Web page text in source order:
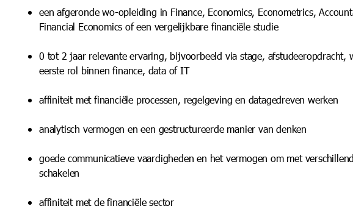
een afgeronde wo-opleiding in Finance, Economics, Econometrics,
Financial Economics of een vergelijkbare financiële studie
0 tot 2 jaar relevante ervaring, bijvoorbeeld via stage, afstudeeropdracht,
eerste rol binnen finance, data of IT
affiniteit met financiële processen, regelgeving en datagedreven werken
analytisch vermogen en een gestructureerde manier van denken
goede communicatieve vaardigheden en het vermogen om met
schakelen
affiniteit met de financiële sector